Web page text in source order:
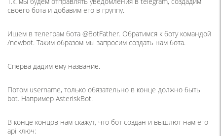
своего бота и добавим его в группу.
Ищем в телеграм бота @BotFather. Обратимся к боту командой
/newbot. Таким образом мы запросим создать нам бота.
Сперва дадим ему название.
Потом username, только обязательно в конце должно быть
bot. Например AsteriskBot.
В конце концов нам скажут, что бот создан и вышлют нам его
api ключ: